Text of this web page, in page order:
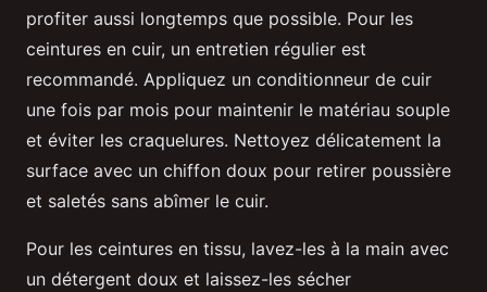
profiter aussi longtemps que possible. Pour les
ceintures en cuir, un entretien régulier est
recommandé. Appliquez un conditionneur de cuir
une fois par mois pour maintenir le matériau souple
et éviter les craquelures. Nettoyez délicatement la
surface avec un chiffon doux pour retirer poussière
et saletés sans abîmer le cuir.
Pour les ceintures en tissu, lavez-les à la main avec
un détergent doux et laissez-les sécher